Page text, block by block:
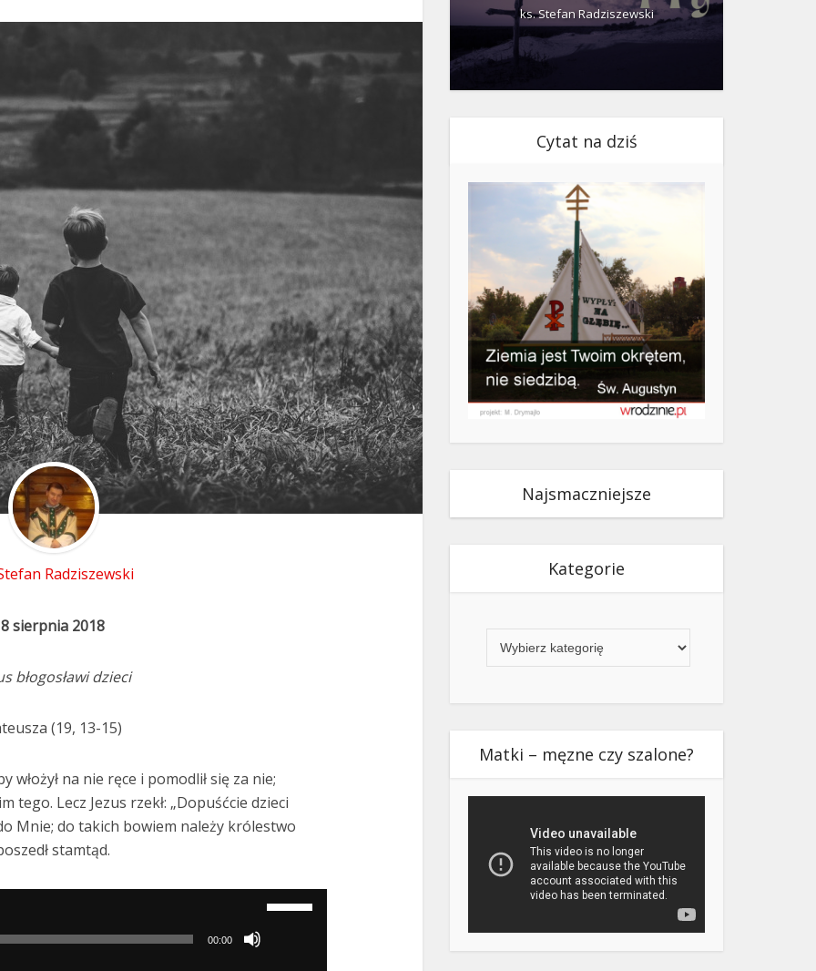
Radziszewski
sierpnia 2018
błogosławi dzieci
(19, 13-15)
włożył na nie ręce i pomodlił się za nie;
Lecz Jezus rzekł: „Dopuśćcie dzieci
Mnie; do takich bowiem należy królestwo
stamtąd.
00:00
ks. Stefan Radziszewski
Cytat na dziś
Najsmaczniejsze
Kategorie
Matki – męzne czy szalone?